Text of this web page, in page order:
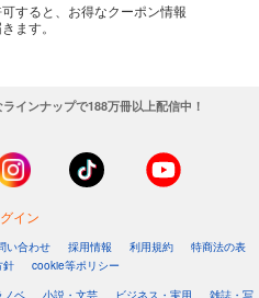
すると、お得なクーポン情報
ます。
インナップで188万冊以上配信中！
イン
い合わせ 採用情報 利用規約
特商法の表
針
cookie等ポリシー
ノベ 小説・文芸 ビジネス・実用 雑誌・写